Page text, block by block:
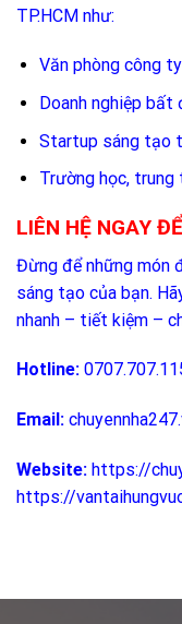
TP.HCM như:
Văn phòng công
Doanh nghiệp bất
Startup sáng tạo
Trường học, trung
LIÊN HỆ NGAY
Đừng để những món
sáng tạo của bạn.
nhanh – tiết kiệm –
Hotline:
Email:
Website: https://
https://